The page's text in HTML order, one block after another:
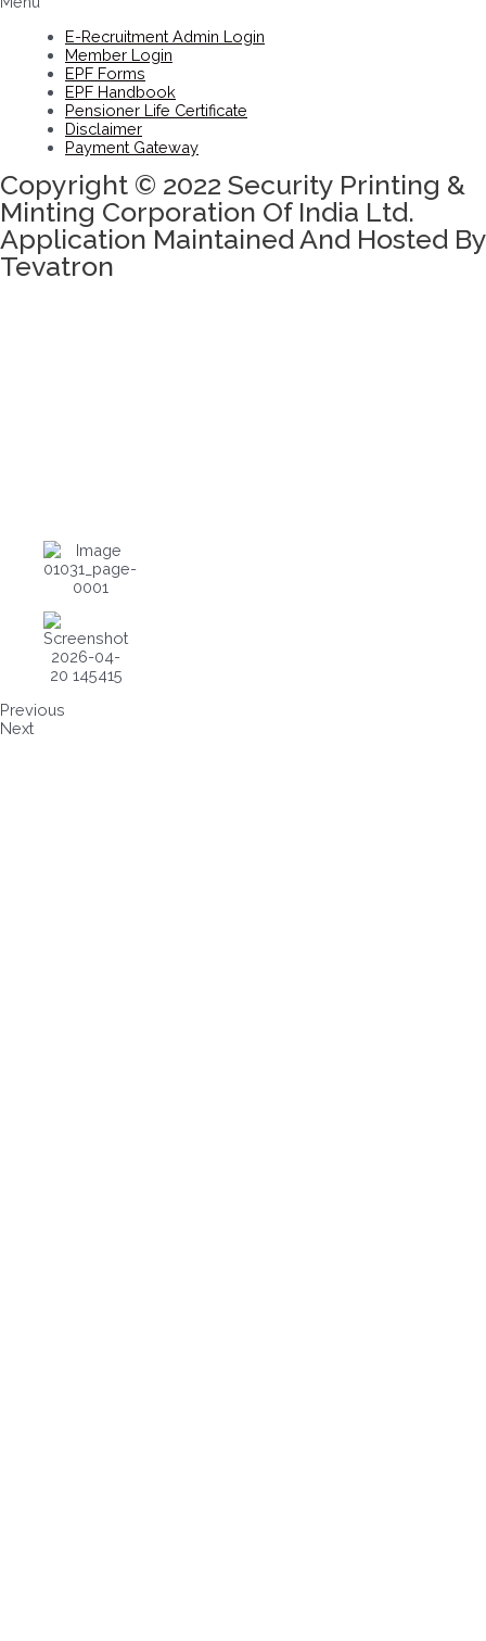
E-Recruitment Admin Login
Member Login
EPF Forms
EPF Handbook
Pensioner Life Certificate
Disclaimer
Payment Gateway
Copyright © 2022 Security Printing &
Minting Corporation Of India Ltd.
Application Maintained And Hosted By
Tevatron
Previous
Next